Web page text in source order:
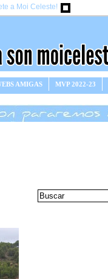
AMIGAS MVP 2022-23